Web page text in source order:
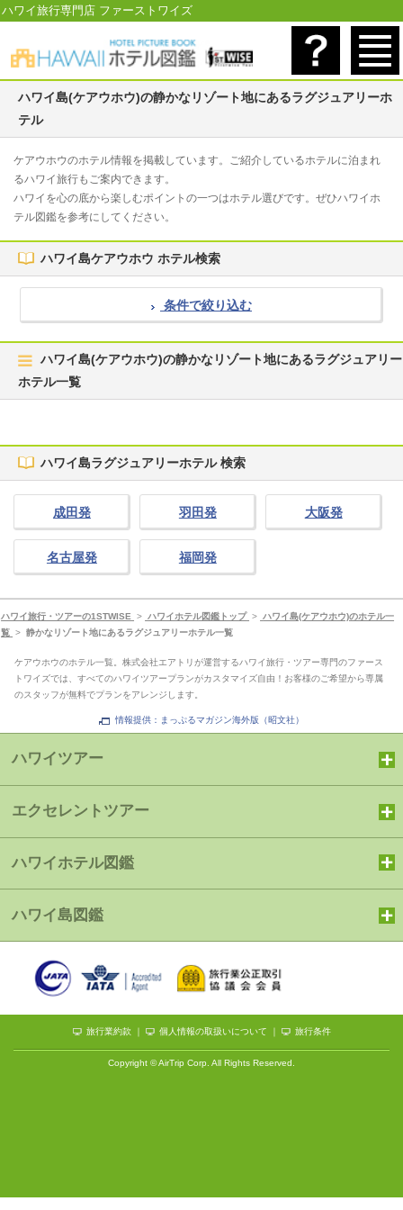
ハワイ旅行専門店 ファーストワイズ
ハワイ島(ケアウホウ)の静かなリゾート地にあるラグジュアリーホ
テル
ケアウホウのホテル情報を掲載しています。ご紹介しているホテルに泊まれ
るハワイ旅行もご案内できます。
ハワイを心の底から楽しむポイントの一つはホテル選びです。ぜひハワイホ
テル図鑑を参考にしてください。
ハワイ島ケアウホウ ホテル検索
条件で絞り込む
ハワイ島(ケアウホウ)の静かなリゾート地にあるラグジュアリー
ホテル一覧
ハワイ島ラグジュアリーホテル 検索
成田発 羽田発 大阪発
名古屋発 福岡発
ハワイ旅行・ツアーの1STWISE > ハワイホテル図鑑トップ > ハワイ島(ケアウホウ)のホテル一
覧 >静かなリゾート地にあるラグジュアリーホテル一覧
ケアウホウのホテル一覧。株式会社エアトリが運営するハワイ旅行・ツアー専門のファース
トワイズでは、すべてのハワイツアープランがカスタマイズ自由！お客様のご希望から専属
のスタッフが無料でプランをアレンジします。
情報提供：まっぷるマガジン海外版（昭文社）
ハワイツアー
エクセレントツアー
ハワイホテル図鑑
ハワイ島図鑑
旅行業約款｜ 個人情報の取扱いについて ｜ 旅行条件
Copyright © AirTrip Corp. All Rights Reserved.